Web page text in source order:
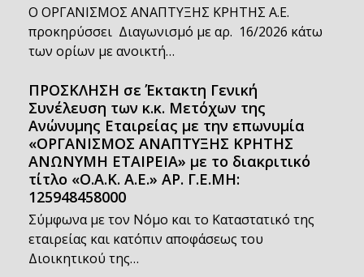
Ο ΟΡΓΑΝΙΣΜΟΣ ΑΝΑΠΤΥΞΗΣ ΚΡΗΤΗΣ Α.Ε.
προκηρύσσει Διαγωνισμό με αρ. 16/2026 κάτω
των ορίων με ανοικτή…
ΠΡΟΣΚΛΗΣΗ σε Έκτακτη Γενική
Συνέλευση των κ.κ. Μετόχων της
Ανώνυμης Εταιρείας με την επωνυμία
«ΟΡΓΑΝΙΣΜΟΣ ΑΝΑΠΤΥΞΗΣ ΚΡΗΤΗΣ
ΑΝΩΝΥΜΗ ΕΤΑΙΡΕΙΑ» με το διακριτικό
τίτλο «Ο.Α.Κ. Α.Ε.» ΑΡ. Γ.Ε.ΜΗ:
125948458000
Σύμφωνα με τον Νόμο και το Καταστατικό της
εταιρείας και κατόπιν αποφάσεως του
Διοικητικού της…